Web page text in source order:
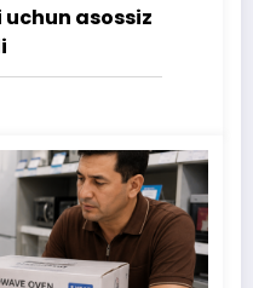
asossiz